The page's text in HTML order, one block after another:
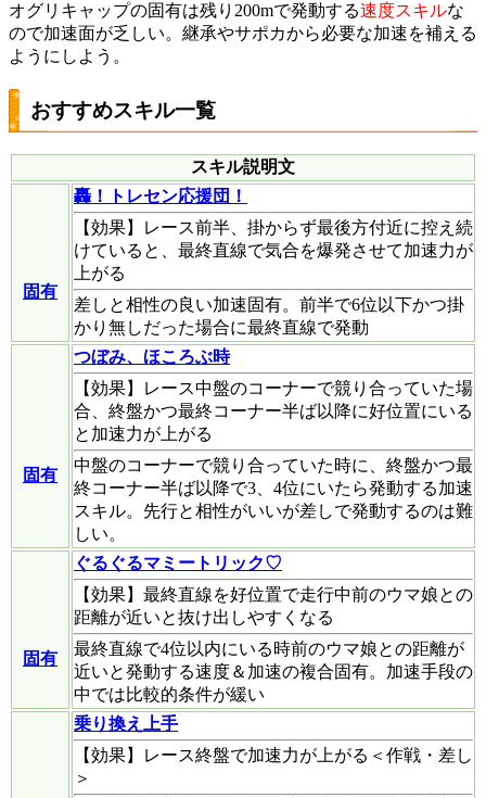
オグリキャップの固有は残り200mで発動する速度スキルな
ので加速面が乏しい。継承やサポカから必要な加速を補える
ようにしよう。
おすすめスキル一覧
スキル説明文
固有
轟！トレセン応援団！
【効果】レース前半、掛からず最後方付近に控え続
けていると、最終直線で気合を爆発させて加速力が
上がる
差しと相性の良い加速固有。前半で6位以下かつ掛
かり無しだった場合に最終直線で発動
固有
つぼみ、ほころぶ時
【効果】レース中盤のコーナーで競り合っていた場
合、終盤かつ最終コーナー半ば以降に好位置にいる
と加速力が上がる
中盤のコーナーで競り合っていた時に、終盤かつ最
終コーナー半ば以降で3、4位にいたら発動する加速
スキル。先行と相性がいいが差しで発動するのは難
しい。
固有
ぐるぐるマミートリック♡
【効果】最終直線を好位置で走行中前のウマ娘との
距離が近いと抜け出しやすくなる
最終直線で4位以内にいる時前のウマ娘との距離が
近いと発動する速度＆加速の複合固有。加速手段の
中では比較的条件が緩い
乗り換え上手
【効果】レース終盤で加速力が上がる＜作戦・差し
＞